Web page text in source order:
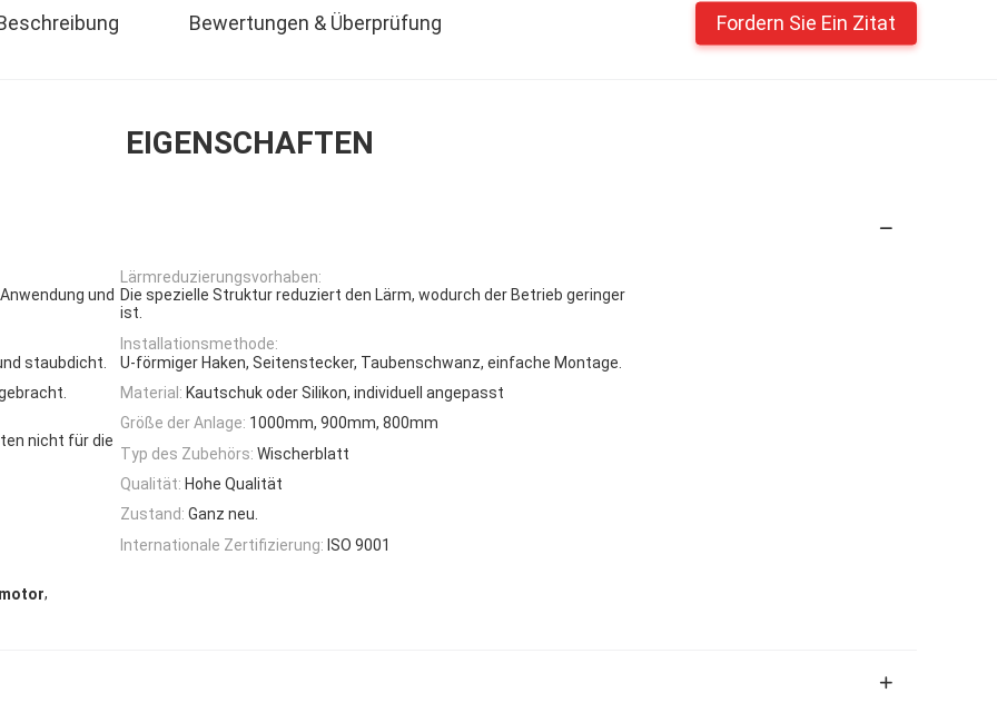
Bewertungen & Überprüfung Fordern Sie Ein Zitat
EIGENSCHAFTEN
und
Lärmreduzierungsvorhaben:
Die spezielle Struktur reduziert den Lärm, wodurch der Betrieb geringer
ist.
staubdicht.
Installationsmethode:
U-förmiger Haken, Seitenstecker, Taubenschwanz, einfache Montage.
Material: Kautschuk oder Silikon, individuell angepasst
nicht für die
Größe der Anlage: 1000mm, 900mm, 800mm
Typ des Zubehörs: Wischerblatt
Qualität: Hohe Qualität
Zustand: Ganz neu.
Internationale Zertifizierung: ISO 9001
,